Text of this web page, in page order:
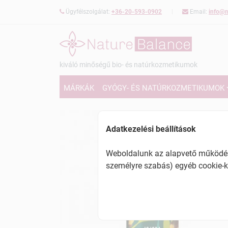
Ügyfélszolgálat: +36-20-593-0902 Email:
kiváló minőségű bio- és natúrkozmetikumok
MÁRKÁK GYÓGY- ÉS NATÚRKOZMETIKUMOK
Adatkezelési beállítások
Weboldalunk az alapvető
személyre szabás) egyéb